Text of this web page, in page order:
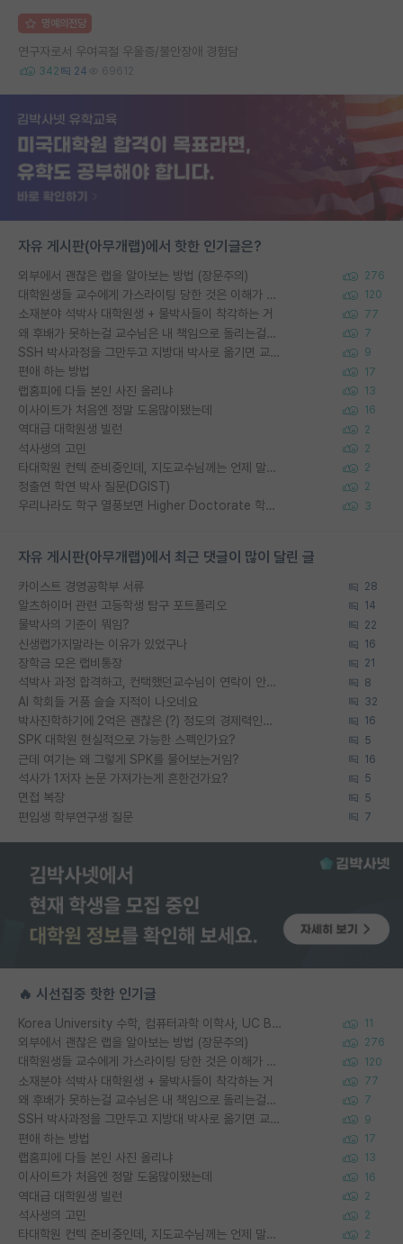
명예의전당
연구자로서 우여곡절 우울증/불안장애 경험담
342 24 69612
자유 게시판(아무개랩)에서 핫한 인기글은?
외부에서 괜찮은 랩을 알아보는 방법 (장문주의) 276
대학원생들 교수에게 가스라이팅 당한 것은 이해가 갑니다. 안타깝네요. 120
소재분야 석박사 대학원생 + 물박사들이 착각하는 거 77
왜 후배가 못하는걸 교수님은 내 책임으로 돌리는걸까요? 7
SSH 박사과정을 그만두고 지방대 박사로 옮기면 교수의 꿈은 끝일까요? 9
편애 하는 방법 17
랩홈피에 다들 본인 사진 올리냐 13
이사이트가 처음엔 정말 도움많이됐는데 16
역대급 대학원생 빌런 2
석사생의 고민 2
타대학원 컨텍 준비중인데, 지도교수님께는 언제 말씀드려야 할까요? 2
정출연 학연 박사 질문(DGIST) 2
우리나라도 학구 열풍보면 Higher Doctorate 학위가 필요하다고 봅니다. 3
자유 게시판(아무개랩)에서 최근 댓글이 많이 달린 글
카이스트 경영공학부 서류 28
알츠하이머 관련 고등학생 탐구 포트폴리오 14
물박사의 기준이 뭐임? 22
신생랩가지말라는 이유가 있었구나 16
장학금 모은 랩비통장 21
석박사 과정 합격하고, 컨택했던교수님이 연락이 안됩니다... 8
AI 학회들 거품 슬슬 지적이 나오네요 32
박사진학하기에 2억은 괜찮은 (?) 정도의 경제력인가요 16
SPK 대학원 현실적으로 가능한 스펙인가요? 5
근데 여기는 왜 그렇게 SPK를 물어보는거임? 16
석사가 1저자 논문 가져가는게 흔한건가요? 5
면접 복장 5
편입생 학부연구생 질문 7
🔥 시선집중 핫한 인기글
Korea University 수학, 컴퓨터과학 이학사, UC Berkeley 산업공학 대학원 공학박사가 되는 것은 쉽지 않겠죠? 11
외부에서 괜찮은 랩을 알아보는 방법 (장문주의) 276
대학원생들 교수에게 가스라이팅 당한 것은 이해가 갑니다. 안타깝네요. 120
소재분야 석박사 대학원생 + 물박사들이 착각하는 거 77
왜 후배가 못하는걸 교수님은 내 책임으로 돌리는걸까요? 7
SSH 박사과정을 그만두고 지방대 박사로 옮기면 교수의 꿈은 끝일까요? 9
편애 하는 방법 17
랩홈피에 다들 본인 사진 올리냐 13
이사이트가 처음엔 정말 도움많이됐는데 16
역대급 대학원생 빌런 2
석사생의 고민 2
타대학원 컨텍 준비중인데, 지도교수님께는 언제 말씀드려야 할까요? 2